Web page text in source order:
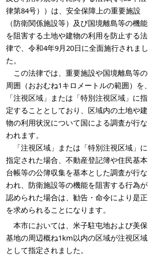
律第84号））は、安全保障上の重要施設
（防衛関係施設等）及び国境離島等の機能
を阻害する土地や建物の利用を防止する法
律で、令和4年9月20日に全面施行されまし
た。
この法律では、重要施設や国境離島等の
周囲（おおむね1キロメートルの範囲）を、
「注視区域」または「特別注視区域」に指
定することとしており、区域内の土地や建
物の利用状況について国による調査が行な
われます。
「注視区域」または「特別注視区域」に
指定された場合、不動産登記簿や住民基本
台帳等の公簿収集を基本とした調査が行な
われ、防衛施設等の機能を阻害する行為が
認められた場合は、勧告・命令により是正
を求められることになります。
本市においては、米子駐屯地および美保
基地の周辺概ね1km以内の区域が注視区域
として指定されました。